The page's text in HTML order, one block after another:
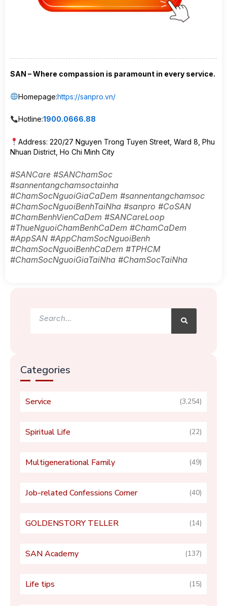
SAN – Where compassion is paramount in every service.
Homepage:https://sanpro.vn/
Hotline:1900.0666.88
Address: 220/27 Nguyen Trong Tuyen Street, Ward 8, Phu
Nhuan District, Ho Chi Minh City
#SANCare #SANChamSoc
#sannentangchamsoctainha
#ChamSocNguoiGiaCaDem #sannentangchamsoc
#ChamSocNguoiBenhTaiNha #sanpro #CoSAN
#ChamBenhVienCaDem #SANCareLoop
#ThueNguoiChamBenhCaDem #ChamCaDem
#AppSAN #AppChamSocNguoiBenh
#ChamSocNguoiBenhCaDem #TPHCM
#ChamSocNguoiGiaTaiNha #ChamSocTaiNha
Search
Categories
Service (3,254)
Spiritual Life (22)
Multigenerational Family (49)
Job-related Confessions Corner (40)
GOLDENSTORY TELLER (14)
SAN Academy (137)
Life tips (15)